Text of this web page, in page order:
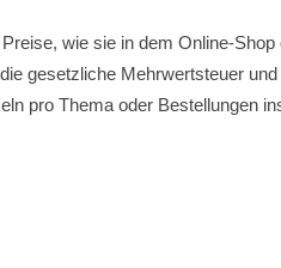
wie sie in dem Online-
gesetzliche Mehrwertsteuer
pro Thema oder Bestellungen